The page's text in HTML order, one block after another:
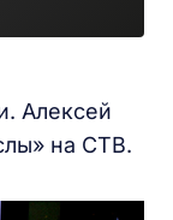
Алексей
на СТВ.